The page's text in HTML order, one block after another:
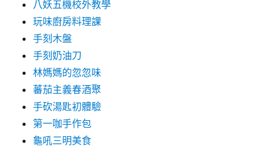
八妖五機校外教學
玩味廚房料理課
手刻木盤
手刻奶油刀
林媽媽的忽忽味
蕃茄主義春酒聚
手砍湯匙初體驗
第一咖手作包
龜吼三明美食